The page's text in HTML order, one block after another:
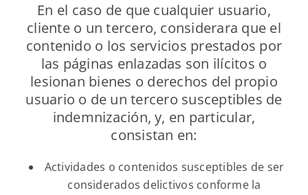
En el caso de que cualquier usuario,
cliente o un tercero, considerara que el
contenido o los servicios prestados por
las páginas enlazadas son ilícitos o
lesionan bienes o derechos del propio
usuario o de un tercero susceptibles de
indemnización, y, en particular,
consistan en:
Actividades o contenidos susceptibles de ser
considerados delictivos conforme la